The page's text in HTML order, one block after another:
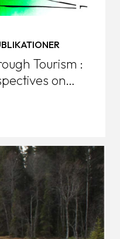
Tourism :
on
Tourism